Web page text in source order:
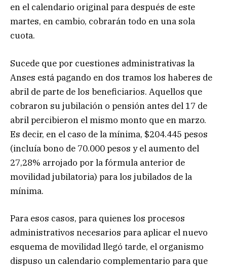
en el calendario original para después de este
martes, en cambio, cobrarán todo en una sola
cuota.
Sucede que por cuestiones administrativas la
Anses está pagando en dos tramos los haberes de
abril de parte de los beneficiarios. Aquellos que
cobraron su jubilación o pensión antes del 17 de
abril percibieron el mismo monto que en marzo.
Es decir, en el caso de la mínima, $204.445 pesos
(incluía bono de 70.000 pesos y el aumento del
27,28% arrojado por la fórmula anterior de
movilidad jubilatoria) para los jubilados de la
mínima.
Para esos casos, para quienes los procesos
administrativos necesarios para aplicar el nuevo
esquema de movilidad llegó tarde, el organismo
dispuso un calendario complementario para que